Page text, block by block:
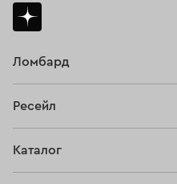
Ломбард
Тарифы
Ресейл
Каталог